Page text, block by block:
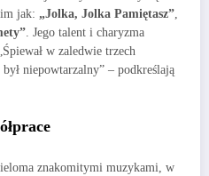
jak: „Jolka, Jolka Pamiętasz”
. Jego talent i charyzma
w zaledwie trzech
niepowtarzalny” – podkreślają
znakomitymi muzykami, w